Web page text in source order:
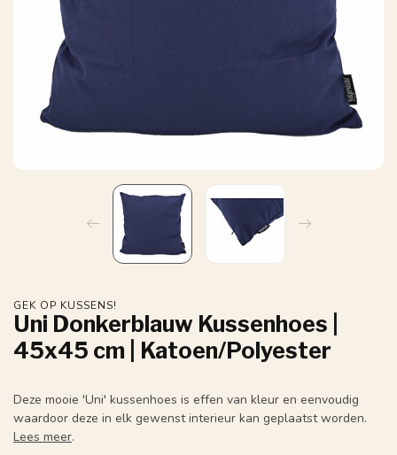
GEK OP KUSSENS!
Uni Donkerblauw Kussenhoes |
45x45 cm | Katoen/Polyester
Deze mooie 'Uni' kussenhoes is effen van kleur en eenvoudig
waardoor deze in elk gewenst interieur kan geplaatst worden.
Lees meer.